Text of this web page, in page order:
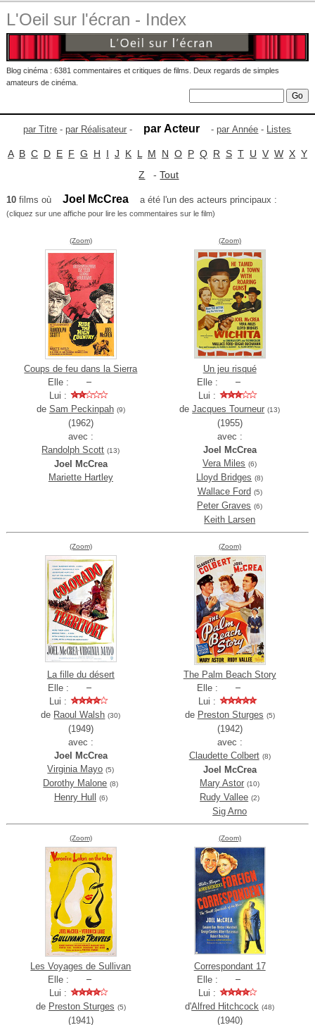
L'Oeil sur l'écran - Index
Blog cinéma : 6381 commentaires et critiques de films. Deux regards de simples
amateurs de cinéma.
par Titre -par Réalisateur - par Acteur -par Année - Listes
A B C D E F G H I J K L M N O P Q R S T U V W X Y
Z -Tout
10films où Joel McCrea a été l'un des acteurs principaux :
(cliquez sur une affiche pour lire les commentaires sur le film)
(Zoom)
Coups de feu dans la Sierra
Elle :
Lui :
de Sam Peckinpah (9)
(1962)
avec :
Randolph Scott (13)
Joel McCrea
Mariette Hartley
(Zoom)
Un jeu risqué
Elle :
Lui :
deJacques Tourneur (13)
(1955)
avec :
Joel McCrea
Vera Miles (6)
Lloyd Bridges (8)
Wallace Ford (5)
Peter Graves (6)
Keith Larsen
(Zoom)
La fille du désert
Elle :
Lui :
de Raoul Walsh (30)
(1949)
avec :
Joel McCrea
Virginia Mayo (5)
Dorothy Malone (8)
Henry Hull (6)
(Zoom)
The Palm Beach Story
Elle :
Lui :
de Preston Sturges (5)
(1942)
avec :
Claudette Colbert (8)
Joel McCrea
Mary Astor (10)
Rudy Vallee (2)
Sig Arno
(Zoom)
Les Voyages de Sullivan
Elle :
Lui :
de Preston Sturges (5)
(1941)
(Zoom)
Correspondant 17
Elle :
Lui :
d'Alfred Hitchcock (48)
(1940)